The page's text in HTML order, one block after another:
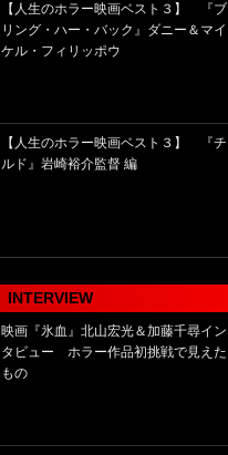
【人生のホラー映画ベスト３】 『ブ
リング・ハー・バック』ダニー＆マイ
ケル・フィリッポウ
【人生のホラー映画ベスト３】 『チ
ルド』岩崎裕介監督 編
INTERVIEW
映画『氷血』北山宏光＆加藤千尋イン
タビュー ホラー作品初挑戦で見えた
もの